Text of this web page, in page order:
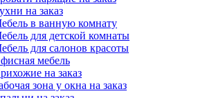
на заказ
в ванную комнату
для детской комнаты
для салонов красоты
мебель
на заказ
зона у окна на заказ